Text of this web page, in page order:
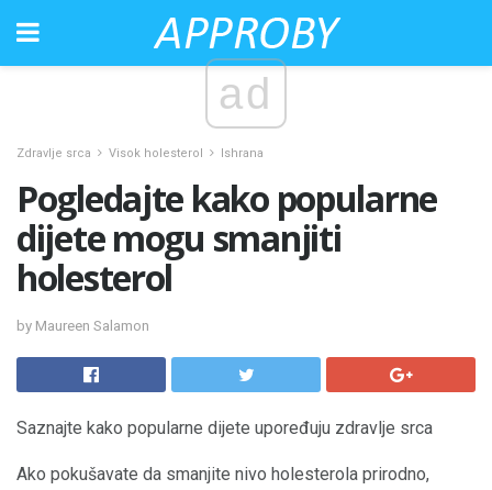
ad
Zdravlje srca Visok holesterol Ishrana
Pogledajte kako popularne
dijete mogu smanjiti
holesterol
by Maureen Salamon
Saznajte kako popularne dijete upoređuju zdravlje srca
Ako pokušavate da smanjite nivo holesterola prirodno,